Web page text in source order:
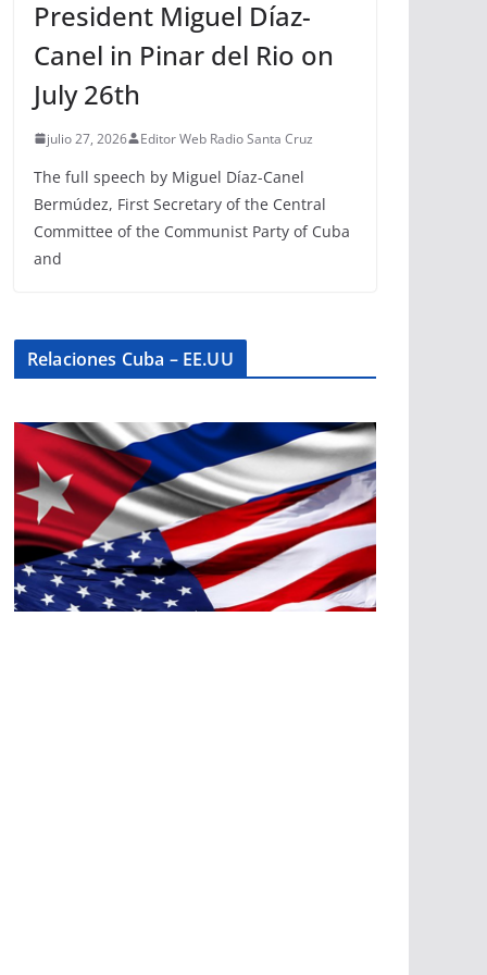
President Miguel Díaz-
Canel in Pinar del Rio on
July 26th
julio 27, 2026 Editor Web Radio Santa Cruz
The full speech by Miguel Díaz-Canel
Bermúdez, First Secretary of the Central
Committee of the Communist Party of Cuba
and
Relaciones Cuba – EE.UU